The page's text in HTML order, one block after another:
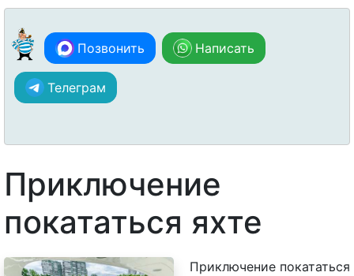
Позвонить Написать
Телеграм
Приключение
покататься яхте
Приключение покататься